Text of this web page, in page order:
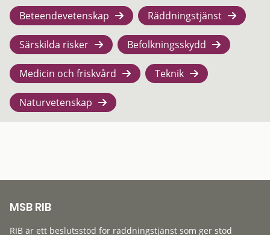
Beteendevetenskap Räddningstjänst
Särskilda risker Befolkningsskydd
Medicin och friskvård Teknik
Naturvetenskap
MSB RIB
RIB är ett beslutsstöd för räddningstjänst som ger stöd